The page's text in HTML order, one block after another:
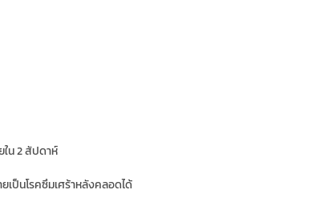
น 2 สัปดาห์
ป็นโรคซึมเศร้าหลังคลอดได้